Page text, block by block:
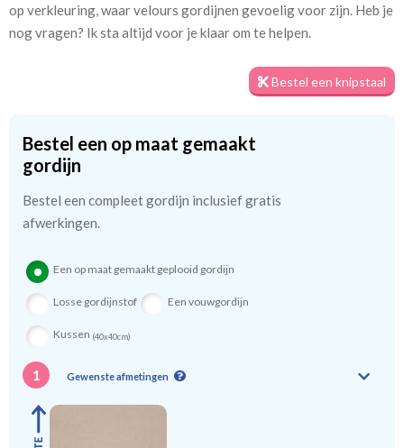
We hebben bijna alle stoffen op voorraad, bestel daarom gerust
eerst een knipstaaltje.
kindergordijnen voeren: een verschil van dag en nacht!
op verkleuring, waar velours gordijnen gevoelig voor zijn. Heb je
nog vragen? Ik sta altijd voor je klaar om te helpen.
Bestel een knipstaal
Bestel een op maat gemaakt
gordijn
Bestel een compleet gordijn inclusief gratis
afwerkingen.
Een op maat gemaakt geplooid gordijn
Losse gordijnstof Een vouwgordijn
Kussen (40x40cm)
1 Gewenste afmetingen